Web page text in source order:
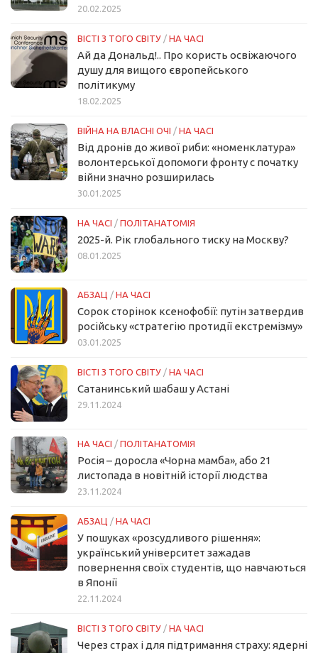
20.02.2025
ВІСТІ З ТОГО СВІТУ / НА ЧАСІ
Ай да Дональд!.. Про користь освіжаючого
душу для вищого європейського
політикуму
18.02.2025
ВІЙНА НА ВЛАСНІ ОЧІ / НА ЧАСІ
Від дронів до живої риби: «номенклатура»
волонтерської допомоги фронту с початку
війни значно розширилась
30.01.2025
НА ЧАСІ / ПОЛІТАНАТОМІЯ
2025-й. Рік глобального тиску на Москву?
08.01.2025
АБЗАЦ / НА ЧАСІ
Сорок сторінок ксенофобії: путін затвердив
російську «стратегію протидії екстремізму»
03.01.2025
ВІСТІ З ТОГО СВІТУ / НА ЧАСІ
Сатанинський шабаш у Астані
29.11.2024
НА ЧАСІ / ПОЛІТАНАТОМІЯ
Росія – доросла «Чорна мамба», або 21
листопада в новітній історії людства
23.11.2024
АБЗАЦ / НА ЧАСІ
У пошуках «розсудливого рішення»:
український університет зажадав
повернення своїх студентів, що навчаються
в Японії
22.11.2024
ВІСТІ З ТОГО СВІТУ / НА ЧАСІ
Через страх і для підтримання страху: ядерні